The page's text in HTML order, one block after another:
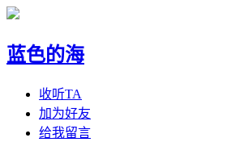
蓝色的海
收听TA
加为好友
给我留言